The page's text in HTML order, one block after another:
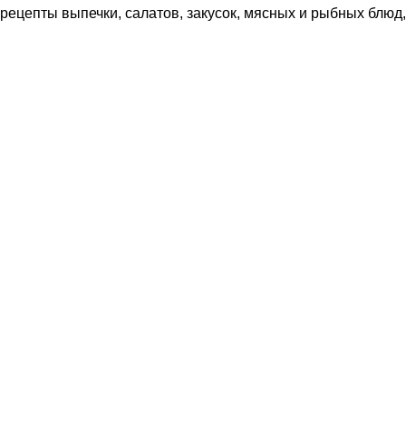
рецепты выпечки, салатов, закусок, мясных и рыбных